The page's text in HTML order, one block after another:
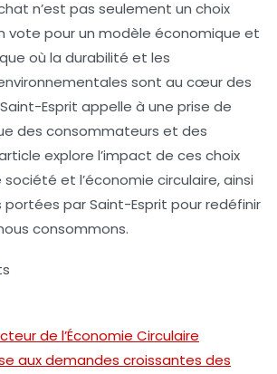
n’est pas seulement un choix
vote pour un modèle économique et
où la durabilité et les
sont au cœur des
Esprit appelle à une prise de
des consommateurs et des
explore l’impact de ces choix
et l’économie circulaire, ainsi
par Saint-Esprit pour redéfinir
consommons.
de l’Économie Circulaire
aux demandes croissantes des